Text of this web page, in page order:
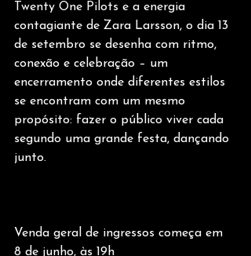
Twenty One Pilots e a energia
contagiante de Zara Larsson, o dia 13
de setembro se desenha com ritmo,
conexão e celebração – um
encerramento onde diferentes estilos
se encontram com um mesmo
propósito: fazer o público viver cada
segundo uma grande festa, dançando
junto.
Venda geral de ingressos começa em
8 de junho, às 19h